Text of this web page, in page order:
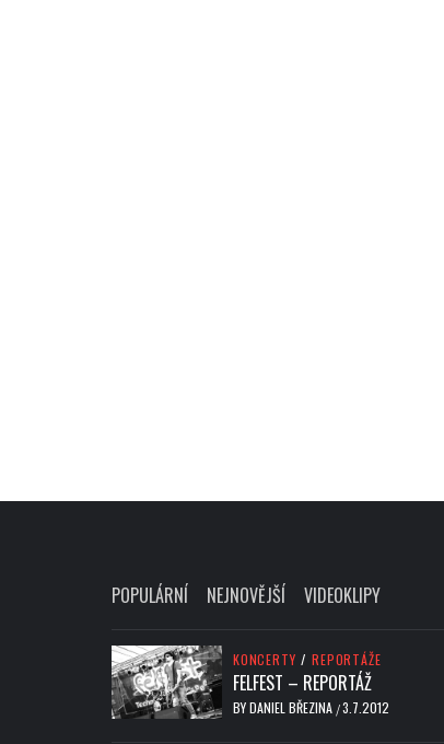
POPULÁRNÍ NEJNOVĚJŠÍ VIDEOKLIPY
KONCERTY / REPORTÁŽE
FELFEST – REPORTÁŽ
BYDANIEL BŘEZINA /3.7.2012